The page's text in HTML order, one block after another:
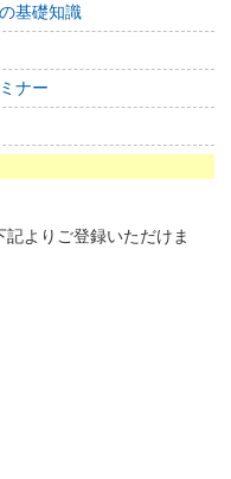
基礎知識
ナー
よりご登録いただけま